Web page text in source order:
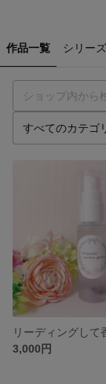
作品一覧 シリーズ
3,000円